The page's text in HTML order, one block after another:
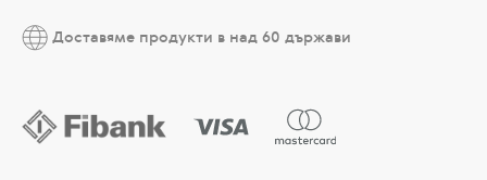
Доставяме продукти в над 60 държави